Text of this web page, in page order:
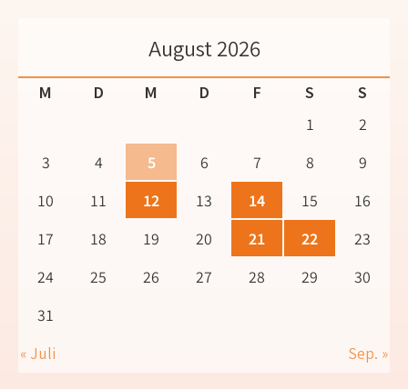
August 2026
M D M D F S
S
1
2
3
4 5 6 7 8
9
10
11 12 13 14 15
16
17
18 19 20 21 22
23
24
25 26 27 28 29
30
31
« Juli
Sep. »